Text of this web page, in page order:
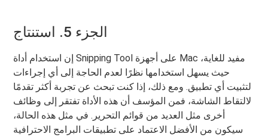
الجزء 5. استنتاج
إن استخدام أداة Snipping Tool على أجهزة Mac مفيد للغاية،
حيث يسهل استخدامها نظرًا لعدم الحاجة إلى أي إجراءات
لتثبيت أي تطبيق. ومع ذلك، إذا كنت تبحث عن تجربة أكثر تقدمًا
لالتقاط الشاشة، فمن المؤسف أن هذه الأداة تفتقر إلى وظائف
أخرى مثل العديد من قوائم التحرير. في مثل هذه الحالة،
سيكون من الأفضل الاعتماد على تطبيقات البرامج الاحترافية